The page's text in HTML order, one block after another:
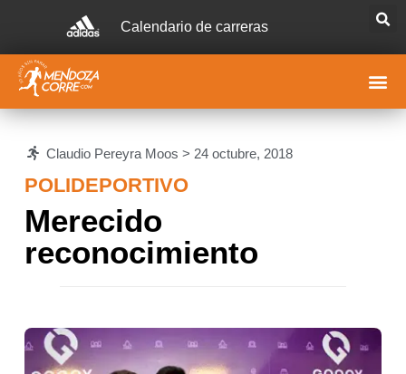
Calendario de carreras
Claudio Pereyra Moos > 24 octubre, 2018
POLIDEPORTIVO
Merecido
reconocimiento